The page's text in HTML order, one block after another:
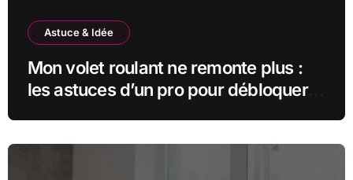
Astuce & Idée
Mon volet roulant ne remonte plus :
les astuces d’un pro pour débloquer